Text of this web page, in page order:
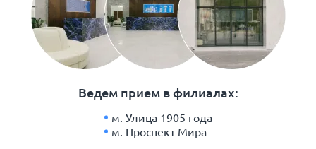
Ведем прием в филиалах:
м. Улица 1905 года
м. Проспект Мира